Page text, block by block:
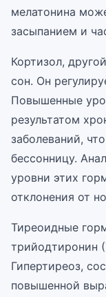
мелатонина
засыпанием и
Кортизол,
сон. Он
Повышенные
результатом
заболеваний,
бессонницу.
уровни этих
отклонения от
Тиреоидные
трийодтиронин
Гипертиреоз,
повышенной